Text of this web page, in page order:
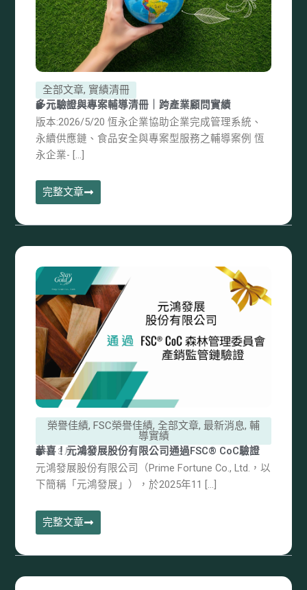
全部文章, 實績清冊
多元驗證與專案輔導清冊｜跨產業顧問實績
20 5 月, 2026
版本:2026/5/20 恆永企業協助企業完成管理系統、
永續供應鏈、食品安全與專案型服務之輔導案例 恆
永企業- […]
完整文章
榮譽佳績, FSC榮譽佳績, 全部文章, 最新消息, 輔
導實績
恭喜！元鴻發展股份有限公司通過FSC® CoC驗證
27 3 月, 2026
元鴻發展股份有限公司（Prime Fortune Co., Ltd.，以
下簡稱「元鴻發展」），於2025年11 […]
完整文章